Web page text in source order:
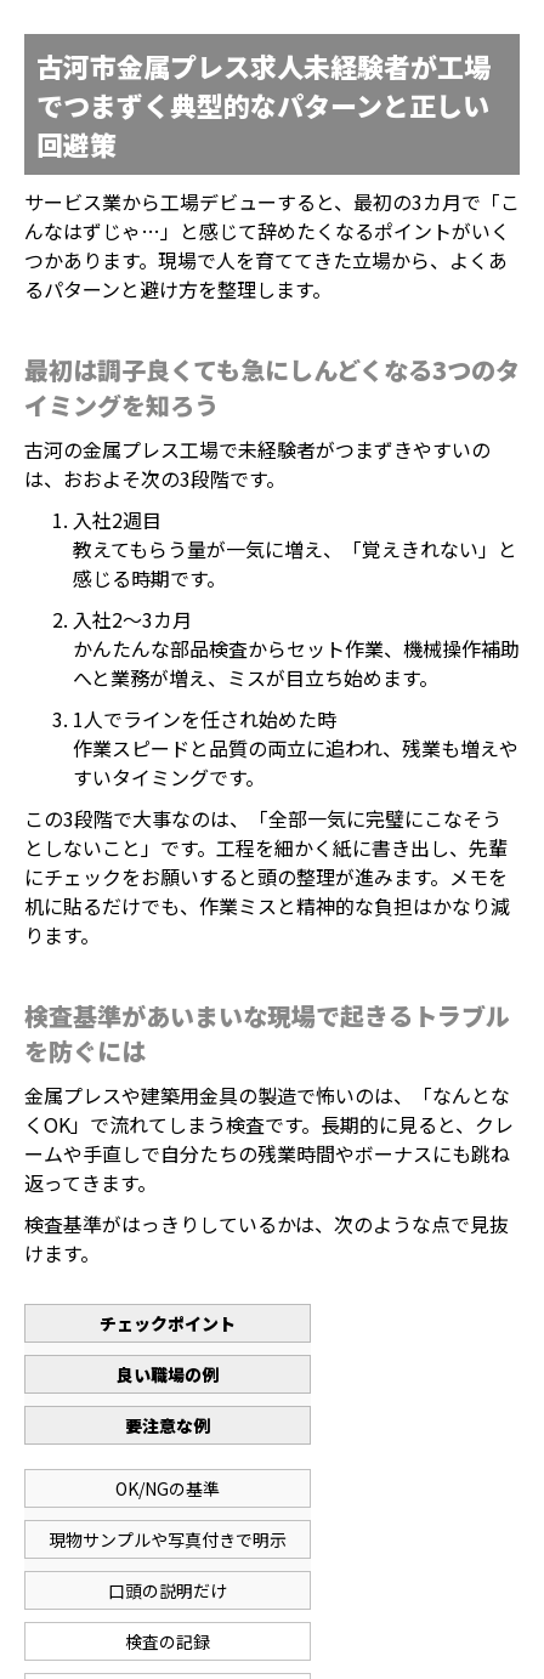
古河市金属プレス求人未経験者が工場
でつまずく典型的なパターンと正しい
回避策
サービス業から工場デビューすると、最初の3カ月で「こ
んなはずじゃ…」と感じて辞めたくなるポイントがいく
つかあります。現場で人を育ててきた立場から、よくあ
るパターンと避け方を整理します。
最初は調子良くても急にしんどくなる3つのタ
イミングを知ろう
古河の金属プレス工場で未経験者がつまずきやすいの
は、おおよそ次の3段階です。
入社2週目
教えてもらう量が一気に増え、「覚えきれない」と
感じる時期です。
入社2～3カ月
かんたんな部品検査からセット作業、機械操作補助
へと業務が増え、ミスが目立ち始めます。
1人でラインを任され始めた時
作業スピードと品質の両立に追われ、残業も増えや
すいタイミングです。
この3段階で大事なのは、「全部一気に完璧にこなそう
としないこと」です。工程を細かく紙に書き出し、先輩
にチェックをお願いすると頭の整理が進みます。メモを
机に貼るだけでも、作業ミスと精神的な負担はかなり減
ります。
検査基準があいまいな現場で起きるトラブル
を防ぐには
金属プレスや建築用金具の製造で怖いのは、「なんとな
くOK」で流れてしまう検査です。長期的に見ると、クレ
ームや手直しで自分たちの残業時間やボーナスにも跳ね
返ってきます。
検査基準がはっきりしているかは、次のような点で見抜
けます。
チェックポイント
良い職場の例
要注意な例
OK/NGの基準
現物サンプルや写真付きで明示
口頭の説明だけ
検査の記録